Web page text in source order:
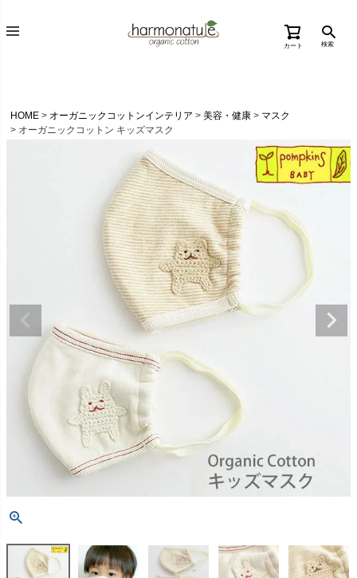
カート 検索
HOME オーガニックコットンインテリア 美容・健康
マスク
オーガニックコットン キッズマスク